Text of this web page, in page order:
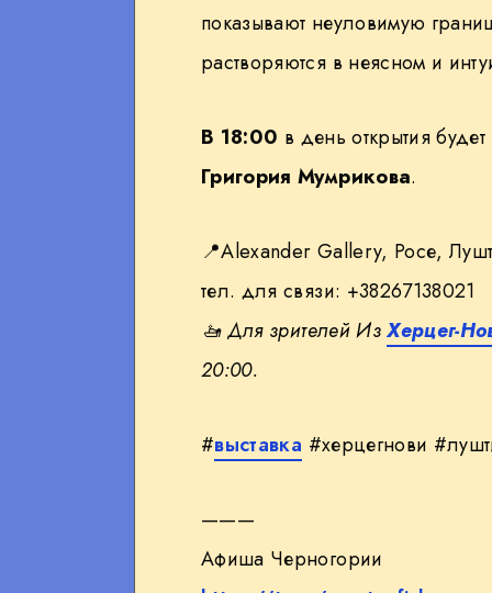
показывают неуловимую
растворяются в неясном и
В 18:00 в день открытия
Григория Мумрикова.
📍Alexander Gallery, Росе,
тел. для связи: +38267138021
🚤Для зрителей ИзХерцег-
20:00.
#выставка #херцегнови
———
Афиша Черногории